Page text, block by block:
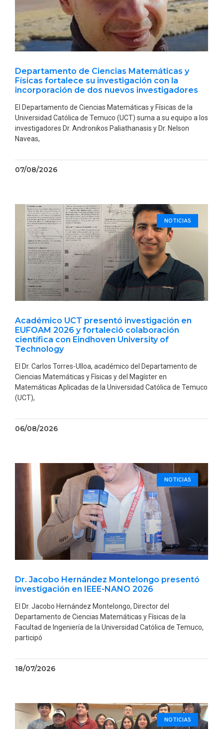
Departamento de Ciencias Matemáticas y
Físicas fortalece su investigación con la
incorporación de dos nuevos investigadores
El Departamento de Ciencias Matemáticas y Físicas de la
Universidad Católica de Temuco (UCT) suma a su equipo a los
investigadores Dr. Andronikos Paliathanasis y Dr. Nelson
Naveas,
07/08/2026
NOTICIAS
Académico UCT presentó investigación en
EUFOAM 2026 y fortaleció colaboración
científica con Eindhoven University of
Technology
El Dr. Carlos Torres-Ulloa, académico del Departamento de
Ciencias Matemáticas y Físicas y del Magíster en
Matemáticas Aplicadas de la Universidad Católica de Temuco
(UCT),
06/08/2026
NOTICIAS
Dr. Jacobo Hernández Montelongo presentó
investigación en IEEE-NANO 2026
El Dr. Jacobo Hernández Montelongo, Director del
Departamento de Ciencias Matemáticas y Físicas de la
Facultad de Ingeniería de la Universidad Católica de Temuco,
participó
18/07/2026
NOTICIAS